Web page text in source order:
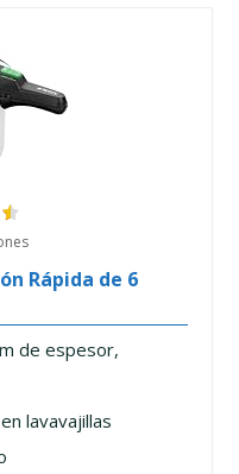
Rápida de 6
de espesor,
lavavajillas